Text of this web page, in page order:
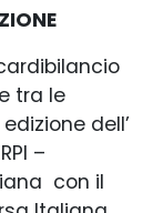
tra le
dell’
–
con il